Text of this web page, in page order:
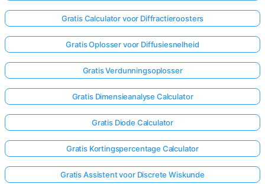
Gratis Calculator voor Diffractieroosters
Gratis Oplosser voor Diffusiesnelheid
Gratis Verdunningsoplosser
Gratis Dimensieanalyse Calculator
Gratis Diode Calculator
Gratis Kortingspercentage Calculator
Gratis Assistent voor Discrete Wiskunde